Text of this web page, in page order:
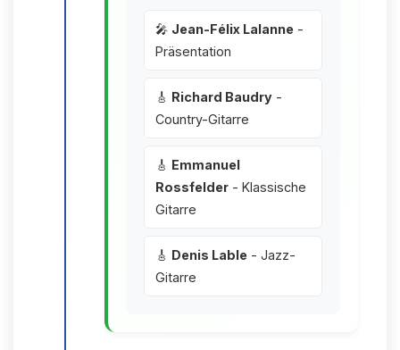
🎤 Jean-Félix Lalanne -
Präsentation
🎸 Richard Baudry -
Country-Gitarre
🎸 Emmanuel
Rossfelder - Klassische
Gitarre
🎸 Denis Lable - Jazz-
Gitarre